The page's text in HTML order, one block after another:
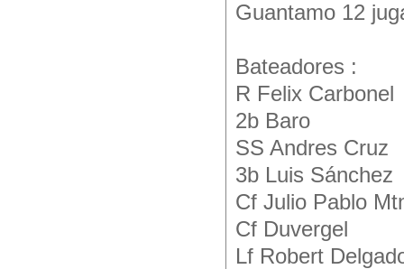
Guantamo 12
Bateadores :
R Felix Carbonel
2b Baro
SS Andres Cruz
3b Luis Sánchez
Cf Julio Pablo
Cf Duvergel
Lf Robert